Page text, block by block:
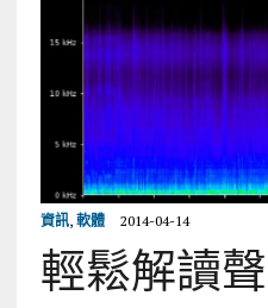
資訊, 軟體 2014-04-14
輕鬆解讀